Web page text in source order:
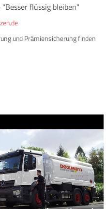
flüssig bleiben"
undPrämiensicherungfinden